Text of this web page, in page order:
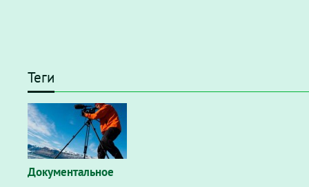
Теги
Документальное